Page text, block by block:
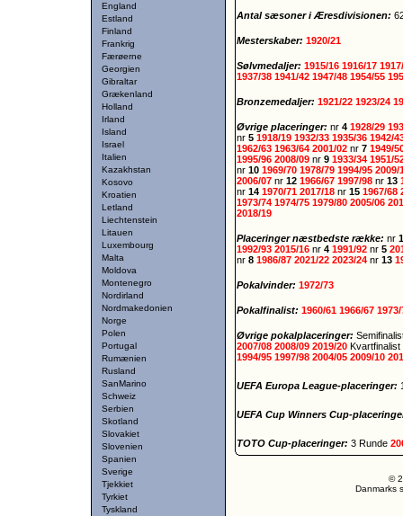
England
Estland
Finland
Frankrig
Færøerne
Georgien
Gibraltar
Grækenland
Holland
Irland
Island
Israel
Italien
Kazakhstan
Kosovo
Kroatien
Letland
Liechtenstein
Litauen
Luxembourg
Malta
Moldova
Montenegro
Nordirland
Nordmakedonien
Norge
Polen
Portugal
Rumænien
Rusland
SanMarino
Schweiz
Serbien
Skotland
Slovakiet
Slovenien
Spanien
Sverige
Tjekkiet
Tyrkiet
Tyskland
Antal sæsoner i Æresdivisionen:
Mesterskaber: 1920/21
Sølvmedaljer: 1915/16 1916/17
1937/38 1941/42 1947/48 1954/55
Bronzemedaljer: 1921/22 1923/24
Øvrige placeringer: nr 4 1928/29
nr 5 1918/19 1932/33 1935/36 1942/
1962/63 1963/64 2001/02 nr 7 1949/
1995/96 2008/09 nr 9 1933/34 1951/
nr 10 1969/70 1978/79 1994/95 2009/
2006/07 nr 12 1966/67 1997/98 nr 13
nr 14 1970/71 2017/18 nr 15 1967/68
1973/74 1974/75 1979/80 2005/06
2018/19
Placeringer næstbedste række: nr
1992/93 2015/16 nr 4 1991/92 nr 5
nr 8 1986/87 2021/22 2023/24 nr 13
Pokalvinder: 1972/73
Pokalfinalist: 1960/61 1966/67 1973/
Øvrige pokalplaceringer:
2007/08 2008/09 2019/20 Kvartfinalist
1994/95 1997/98 2004/05 2009/10
UEFA Europa League-placeringer:
UEFA Cup Winners Cup-
TOTO Cup-placeringer: 3 Runde
©
Danmarks